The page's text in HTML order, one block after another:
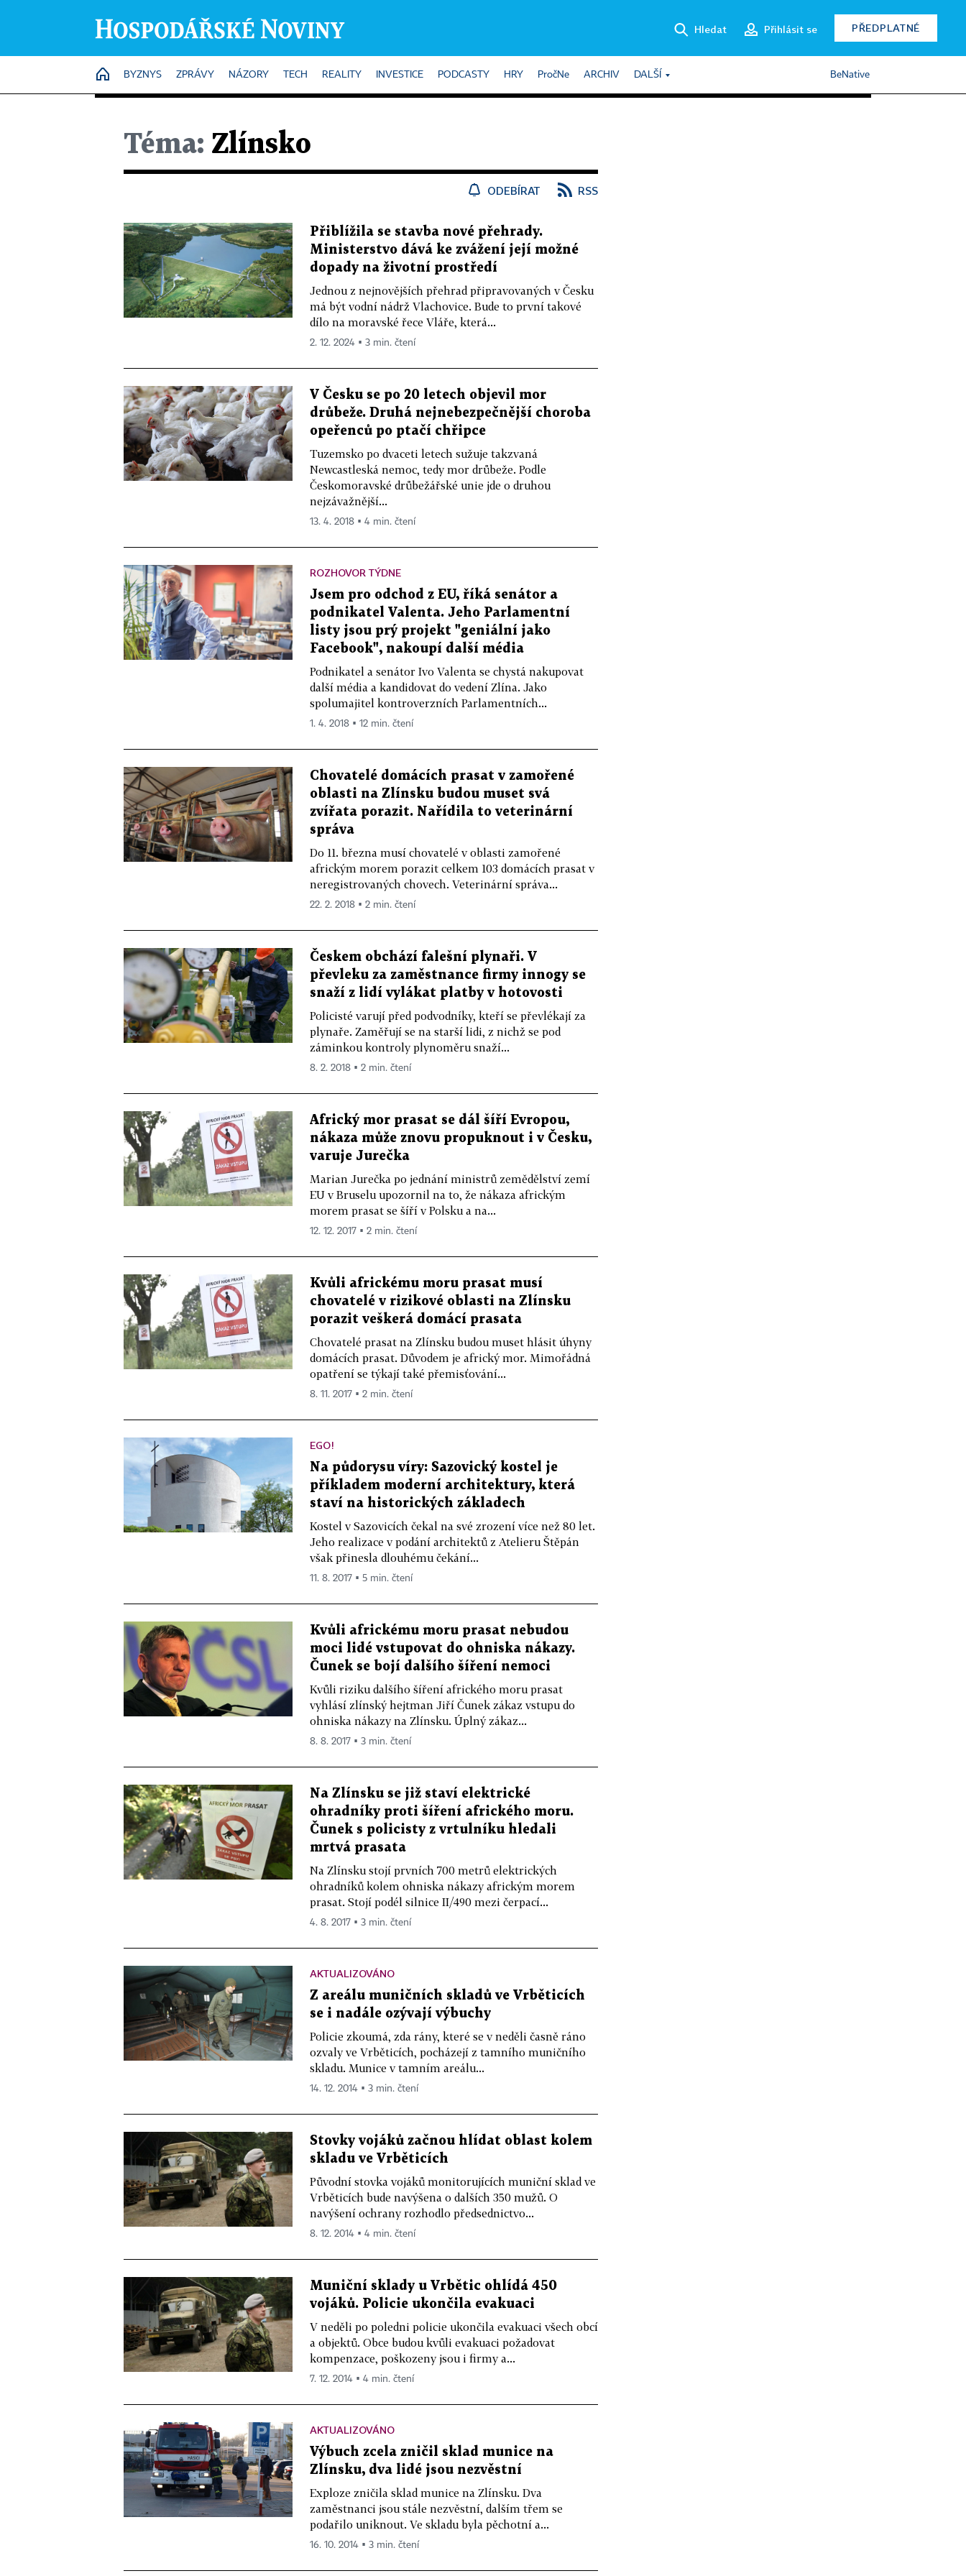
Hledat Přihlásit se PŘEDPLATNÉ
HOME
BYZNYS ZPRÁVY NÁZORY TECH REALITY INVESTICE PODCASTY HRY PročNe ARCHIV DALŠÍ BeNative
Téma: Zlínsko
ODEBÍRAT RSS
Přiblížila se stavba nové přehrady.
Ministerstvo dává ke zvážení její možné
dopady na životní prostředí
Jednou z nejnovějších přehrad připravovaných v Česku
má být vodní nádrž Vlachovice. Bude to první takové
dílo na moravské řece Vláře, která...
2. 12. 2024 ▪ 3 min. čtení
V Česku se po 20 letech objevil mor
drůbeže. Druhá nejnebezpečnější choroba
opeřenců po ptačí chřipce
Tuzemsko po dvaceti letech sužuje takzvaná
Newcastleská nemoc, tedy mor drůbeže. Podle
Českomoravské drůbežářské unie jde o druhou
nejzávažnější...
13. 4. 2018 ▪ 4 min. čtení
ROZHOVOR TÝDNE
Jsem pro odchod z EU, říká senátor a
podnikatel Valenta. Jeho Parlamentní
listy jsou prý projekt "geniální jako
Facebook", nakoupí další média
Podnikatel a senátor Ivo Valenta se chystá nakupovat
další média a kandidovat do vedení Zlína. Jako
spolumajitel kontroverzních Parlamentních...
1. 4. 2018 ▪ 12 min. čtení
Chovatelé domácích prasat v zamořené
oblasti na Zlínsku budou muset svá
zvířata porazit. Nařídila to veterinární
správa
Do 11. března musí chovatelé v oblasti zamořené
africkým morem porazit celkem 103 domácích prasat v
neregistrovaných chovech. Veterinární správa...
22. 2. 2018 ▪ 2 min. čtení
Českem obchází falešní plynaři. V
převleku za zaměstnance firmy innogy se
snaží z lidí vylákat platby v hotovosti
Policisté varují před podvodníky, kteří se převlékají za
plynaře. Zaměřují se na starší lidi, z nichž se pod
záminkou kontroly plynoměru snaží...
8. 2. 2018 ▪ 2 min. čtení
Africký mor prasat se dál šíří Evropou,
nákaza může znovu propuknout i v Česku,
varuje Jurečka
Marian Jurečka po jednání ministrů zemědělství zemí
EU v Bruselu upozornil na to, že nákaza africkým
morem prasat se šíří v Polsku a na...
12. 12. 2017 ▪ 2 min. čtení
Kvůli africkému moru prasat musí
chovatelé v rizikové oblasti na Zlínsku
porazit veškerá domácí prasata
Chovatelé prasat na Zlínsku budou muset hlásit úhyny
domácích prasat. Důvodem je africký mor. Mimořádná
opatření se týkají také přemisťování...
8. 11. 2017 ▪ 2 min. čtení
EGO!
Na půdorysu víry: Sazovický kostel je
příkladem moderní architektury, která
staví na historických základech
Kostel v Sazovicích čekal na své zrození více než 80 let.
Jeho realizace v podání architektů z Atelieru Štěpán
však přinesla dlouhému čekání...
11. 8. 2017 ▪ 5 min. čtení
Kvůli africkému moru prasat nebudou
moci lidé vstupovat do ohniska nákazy.
Čunek se bojí dalšího šíření nemoci
Kvůli riziku dalšího šíření afrického moru prasat
vyhlásí zlínský hejtman Jiří Čunek zákaz vstupu do
ohniska nákazy na Zlínsku. Úplný zákaz...
8. 8. 2017 ▪ 3 min. čtení
Na Zlínsku se již staví elektrické
ohradníky proti šíření afrického moru.
Čunek s policisty z vrtulníku hledali
mrtvá prasata
Na Zlínsku stojí prvních 700 metrů elektrických
ohradníků kolem ohniska nákazy africkým morem
prasat. Stojí podél silnice II/490 mezi čerpací...
4. 8. 2017 ▪ 3 min. čtení
AKTUALIZOVÁNO
Z areálu muničních skladů ve Vrběticích
se i nadále ozývají výbuchy
Policie zkoumá, zda rány, které se v neděli časně ráno
ozvaly ve Vrběticích, pocházejí z tamního muničního
skladu. Munice v tamním areálu...
14. 12. 2014 ▪ 3 min. čtení
Stovky vojáků začnou hlídat oblast kolem
skladu ve Vrběticích
Původní stovka vojáků monitorujících muniční sklad ve
Vrběticích bude navýšena o dalších 350 mužů. O
navýšení ochrany rozhodlo předsednictvo...
8. 12. 2014 ▪ 4 min. čtení
Muniční sklady u Vrbětic ohlídá 450
vojáků. Policie ukončila evakuaci
V neděli po poledni policie ukončila evakuaci všech obcí
a objektů. Obce budou kvůli evakuaci požadovat
kompenzace, poškozeny jsou i firmy a...
7. 12. 2014 ▪ 4 min. čtení
AKTUALIZOVÁNO
Výbuch zcela zničil sklad munice na
Zlínsku, dva lidé jsou nezvěstní
Exploze zničila sklad munice na Zlínsku. Dva
zaměstnanci jsou stále nezvěstní, dalším třem se
podařilo uniknout. Ve skladu byla pěchotní a...
16. 10. 2014 ▪ 3 min. čtení